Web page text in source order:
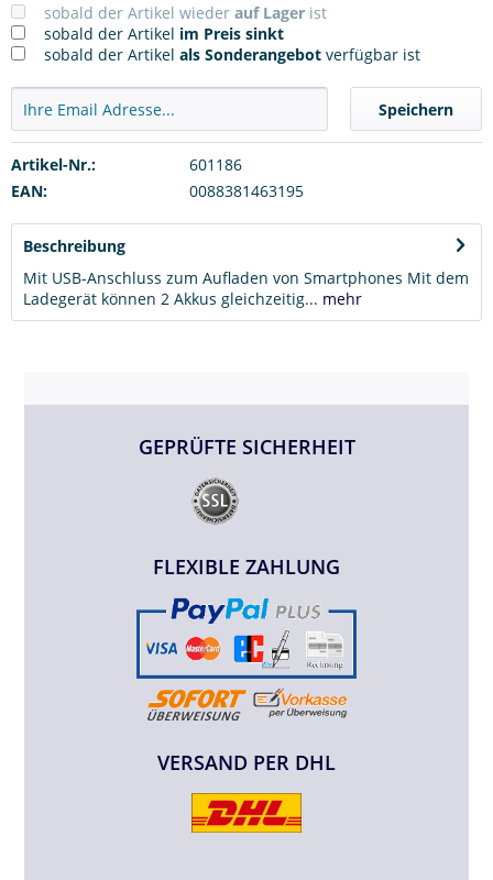
sobald der Artikel wieder auf Lager ist
sobald der Artikel im Preis sinkt
sobald der Artikel als Sonderangebot verfügbar ist
Speichern
Artikel-Nr.:
601186
EAN:
0088381463195
Beschreibung
Mit USB-Anschluss zum Aufladen von Smartphones Mit dem
Ladegerät können 2 Akkus gleichzeitig... mehr
GEPRÜFTE SICHERHEIT
FLEXIBLE ZAHLUNG
VERSAND PER DHL